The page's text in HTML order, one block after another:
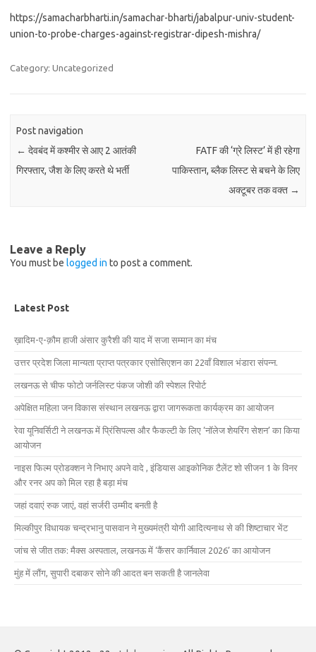
https://samacharbharti.in/samachar-bharti/jabalpur-univ-student-
union-to-probe-charges-against-registrar-dipesh-mishra/
Category: Uncategorized
Post navigation
← देवबंद में कश्मीर से आए 2 आतंकी
गिरफ्तार, जैश के लिए करते थे भर्ती
FATF की ‘ग्रे लिस्ट’ में ही रहेगा
पाकिस्तान, ब्लैक लिस्ट से बचने के लिए
अक्टूबर तक वक्त →
Leave a Reply
You must be logged in to post a comment.
Latest Post
ख़ादिम-ए-क़ौम हाजी अंसार कुरैशी की याद में सजा सम्मान का मंच
उत्तर प्रदेश जिला मान्यता प्राप्त पत्रकार एसोसिएशन का 22वाँ विशाल भंडारा संपन्न.
लखनऊ से चीफ फोटो जर्नलिस्ट पंकज जोशी की स्पेशल रिपोर्ट
अपेक्षित महिला जन विकास संस्थान लखनऊ द्वारा जागरूकता कार्यक्रम का आयोजन
रेवा यूनिवर्सिटी ने लखनऊ में प्रिंसिपल्स और फैकल्टी के लिए ‘नॉलेज शेयरिंग सेशन’ का किया
आयोजन
नाइस फिल्म प्रोडक्शन ने निभाए अपने वादे , इंडियास आइकोनिक टैलेंट शो सीजन 1 के विनर
और रनर अप को मिल रहा है बड़ा मंच
जहां दवाएं रुक जाएं, वहां सर्जरी उम्मीद बनती है
मिल्कीपुर विधायक चन्द्रभानु पासवान ने मुख्यमंत्री योगी आदित्यनाथ से की शिष्टाचार भेंट
जांच से जीत तक: मैक्स अस्पताल, लखनऊ में ‘कैंसर कार्निवाल 2026’ का आयोजन
मुंह में लौंग, सुपारी दबाकर सोने की आदत बन सकती है जानलेवा